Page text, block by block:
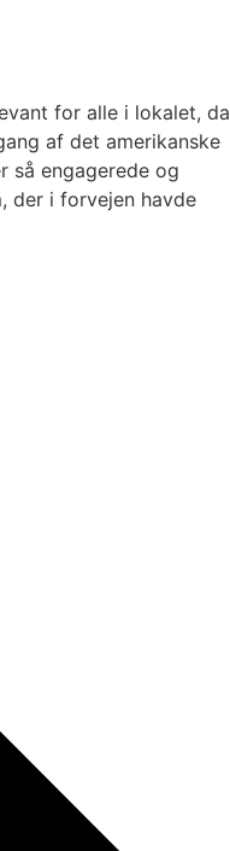
for alle i lokalet, da
af det amerikanske
så engagerede og
der i forvejen havde